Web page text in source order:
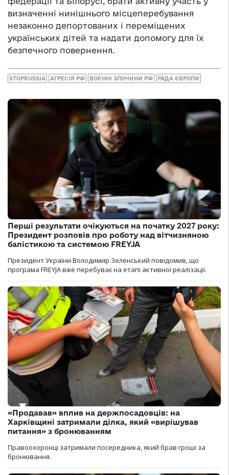
визначенні нинішнього місцеперебування
незаконно депортованих і переміщених
українських дітей та надати допомогу для їх
безпечного повернення.
STOPRUSSIA АГРЕСІЯ РФ ВОЄННІ ЗЛОЧИНИ РФ РАДА ЄВРОПИ
Перші результати очікуються на початку 2027 року:
Президент розповів про роботу над вітчизняною
балістикою та системою FREYJA
Президент України Володимир Зеленський повідомив, що
програма FREYJA вже перебуває на етапі активної реалізації.
«Продавав» вплив на держпосадовців: на
Харківщині затримали ділка, який «вирішував
питання» з бронюванням
Правоохоронці затримали посередника, який брав гроші за
бронювання.